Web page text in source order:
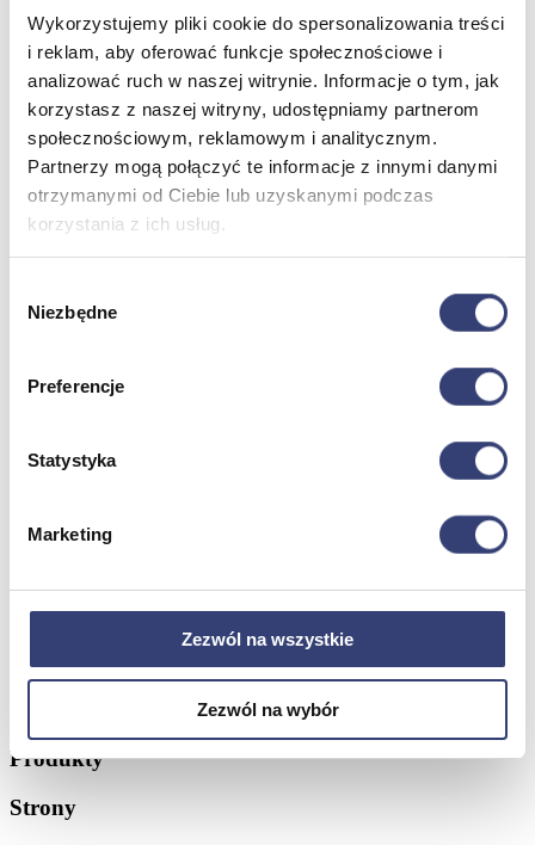
Wykorzystujemy pliki cookie do spersonalizowania treści
i reklam, aby oferować funkcje społecznościowe i
analizować ruch w naszej witrynie. Informacje o tym, jak
korzystasz z naszej witryny, udostępniamy partnerom
społecznościowym, reklamowym i analitycznym.
Partnerzy mogą połączyć te informacje z innymi danymi
otrzymanymi od Ciebie lub uzyskanymi podczas
korzystania z ich usług.
zgody
Niezbędne
Preferencje
Statystyka
Marketing
Zezwól na wszystkie
Zezwól na wybór
Poznaj Hasmed
Nasze marki
Partnerzy
Serwis
Kontakt
Masz pytania?Skontaktuj się z nami!
+48 33 812 29 64
biuro@hasmed.pl
Rowery Monark
Innowacyjna siłownia HUR
rehabilitacyjny
Kosmetyki Weyergans
GłównaDofinansowania
Brak jakichkolwiek wyników
Wyszukaj od nowa
Produkty
Strony